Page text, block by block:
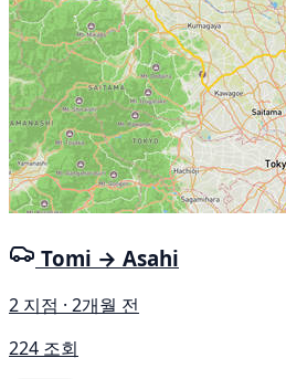
Tomi → Asahi
2 지점 · 2개월 전
224 조회